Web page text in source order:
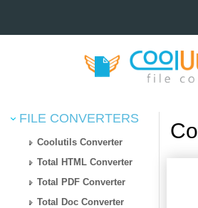
FILE CONVERTERS
Coolutils Converter
Total HTML Converter
Total PDF Converter
Total Doc Converter